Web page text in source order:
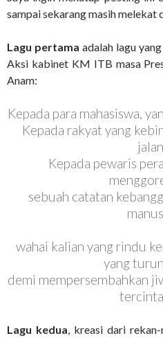
sampai sekarang masih melekat
Lagu pertama adalah lagu
Aksi kabinet KM ITB masa
Anam:
Kepada para mahasiswa,
Kepada rakyat yang
Kepada pewaris
sebuah catatan
wahai kalian yang rindu
yang
demi mempersembahkan
Lagu kedua, kreasi dari